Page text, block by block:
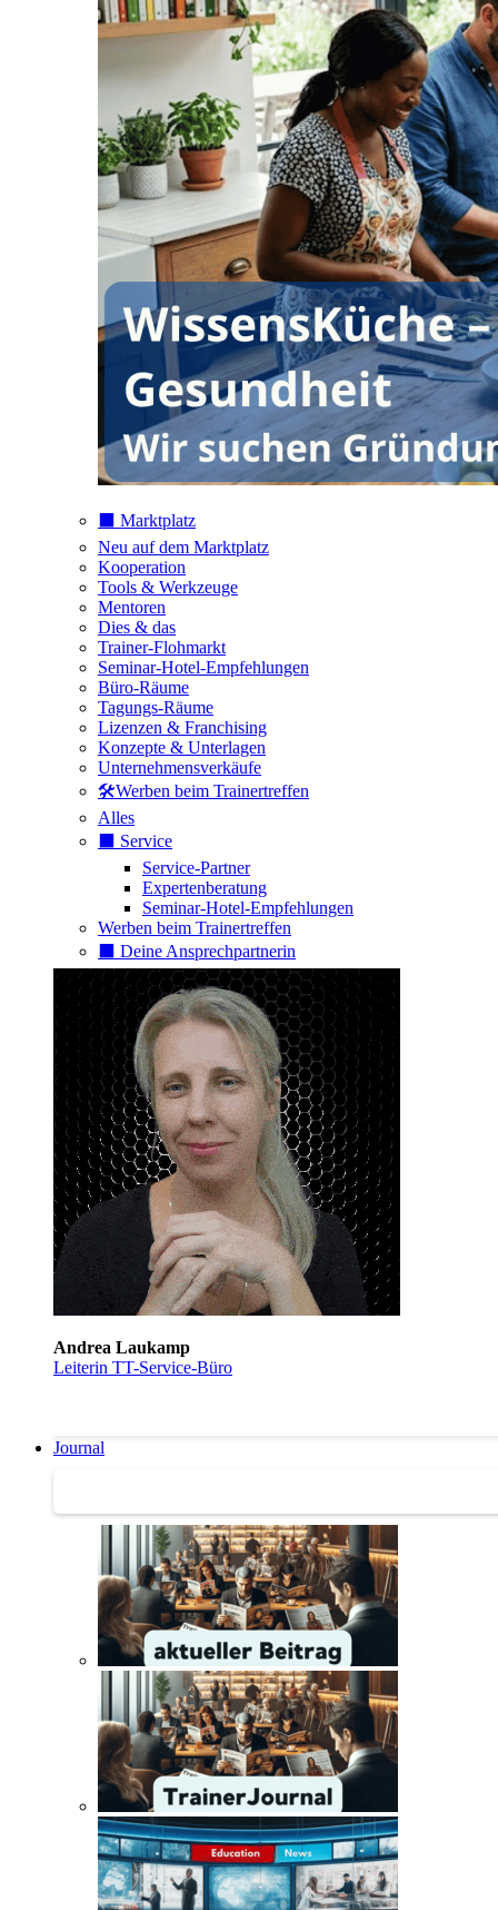
⬛️ Marktplatz
Neu auf dem Marktplatz
Kooperation
Tools & Werkzeuge
Mentoren
Dies & das
Trainer-Flohmarkt
Seminar-Hotel-Empfehlungen
Büro-Räume
Tagungs-Räume
Lizenzen & Franchising
Konzepte & Unterlagen
Unternehmensverkäufe
🛠️Werben beim Trainertreffen
Alles
⬛️ Service
Service-Partner
Expertenberatung
Seminar-Hotel-Empfehlungen
Werben beim Trainertreffen
⬛️ Deine Ansprechpartnerin
Andrea Laukamp
Leiterin TT-Service-Büro
Journal